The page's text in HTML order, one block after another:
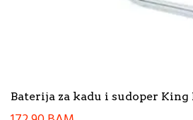
Baterija za kadu i sudoper King